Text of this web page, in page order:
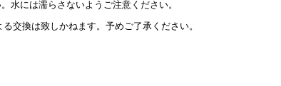
水には濡らさないようご注意ください。
交換は致しかねます。予めご了承ください。